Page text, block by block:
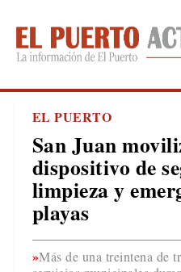
EL PUERTO
San Juan
dispositivo de
limpieza y
playas
Más de una treintena de